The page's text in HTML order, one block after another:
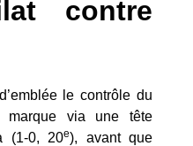
contre
le contrôle du
marque via une tête
(1-0, 20e), avant que